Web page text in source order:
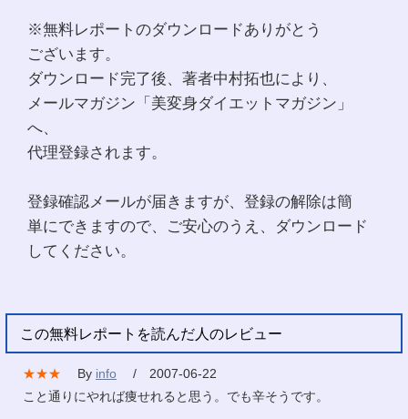
※無料レポートのダウンロードありがとう
ございます。
ダウンロード完了後、著者中村拓也により、
メールマガジン「美変身ダイエットマガジン」
へ、
代理登録されます。
登録確認メールが届きますが、登録の解除は簡
単にできますので、ご安心のうえ、ダウンロード
してください。
この無料レポートを読んだ人のレビュー
★★★ By info
/ 2007-06-22
こと通りにやれば痩せれると思う。でも辛そうです。